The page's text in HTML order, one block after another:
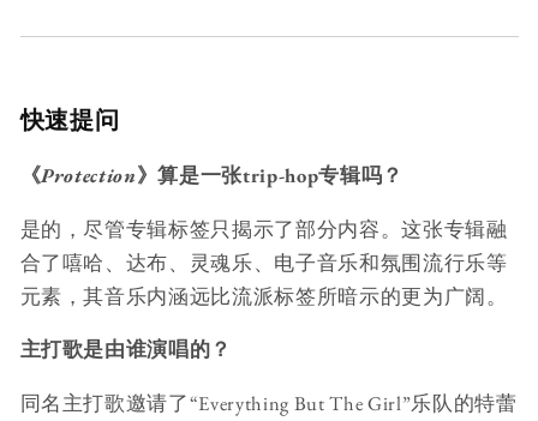
快速提问
《Protection》算是一张trip-hop专辑吗？
是的，尽管专辑标签只揭示了部分内容。这张专辑融
合了嘻哈、达布、灵魂乐、电子音乐和氛围流行乐等
元素，其音乐内涵远比流派标签所暗示的更为广阔。
主打歌是由谁演唱的？
同名主打歌邀请了“Everything But The Girl”乐队的特蕾